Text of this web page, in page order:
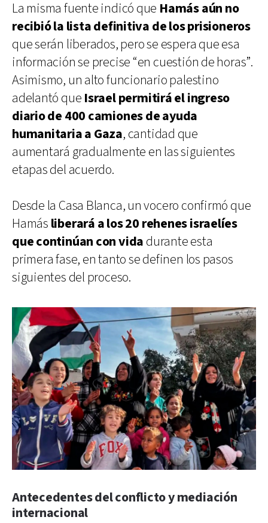
La misma fuente indicó que Hamás aún no
recibió la lista definitiva de los prisioneros
que serán liberados, pero se espera que esa
información se precise “en cuestión de horas”.
Asimismo, un alto funcionario palestino
adelantó que Israel permitirá el ingreso
diario de 400 camiones de ayuda
humanitaria a Gaza, cantidad que
aumentará gradualmente en las siguientes
etapas del acuerdo.
Desde la Casa Blanca, un vocero confirmó que
Hamás liberará a los 20 rehenes israelíes
que continúan con vida durante esta
primera fase, en tanto se definen los pasos
siguientes del proceso.
Antecedentes del conflicto y mediación
internacional